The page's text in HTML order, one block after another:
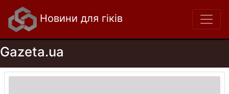
Новини для гіків
Gazeta.ua